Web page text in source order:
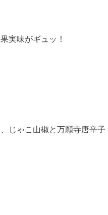
実味がギュッ！
じゃこ山椒と万願寺唐辛子